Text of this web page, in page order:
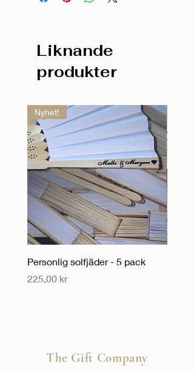
Liknande
produkter
Nyhet!
Personlig solfjäder - 5 pack
Pris
225,00 kr
Pris
55,00
The Gift Company